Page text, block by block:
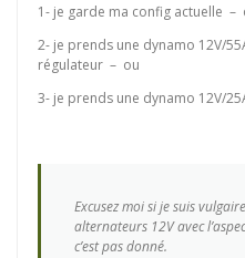
1- je garde ma config actuelle –
2- je prends une dynamo 12V/
régulateur – ou
3- je prends une dynamo 12V/
Excusez moi si je suis
alternateurs 12V avec
c’est pas donné.